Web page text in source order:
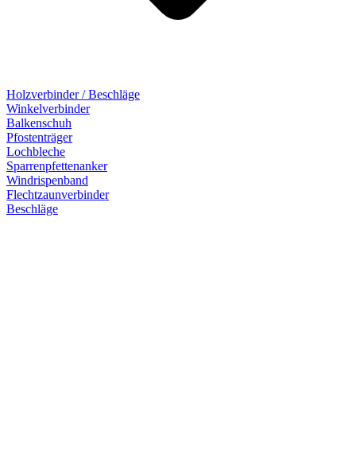
Holzverbinder / Beschläge
Winkelverbinder
Balkenschuh
Pfostenträger
Lochbleche
Sparrenpfettenanker
Windrispenband
Flechtzaunverbinder
Beschläge